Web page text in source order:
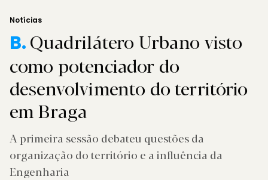
Notícias
B.Quadrilátero Urbano visto
como potenciador do
desenvolvimento do território
em Braga
A primeira sessão debateu questões da
organização do território e a influência da
Engenharia